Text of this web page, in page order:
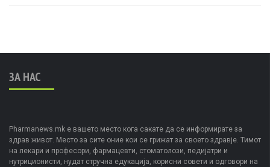
ЗА НАС
Pharmanews.mk е вашето место кога сакате да се информирате за
здрав живот. Место за сите оние кои се грижат за своето здравје. Тимот
на лекари и професори, фармацевти, стоматолози, педијатри и
нутриционисти, нудат стручна едукација, корисни совети и одговори на